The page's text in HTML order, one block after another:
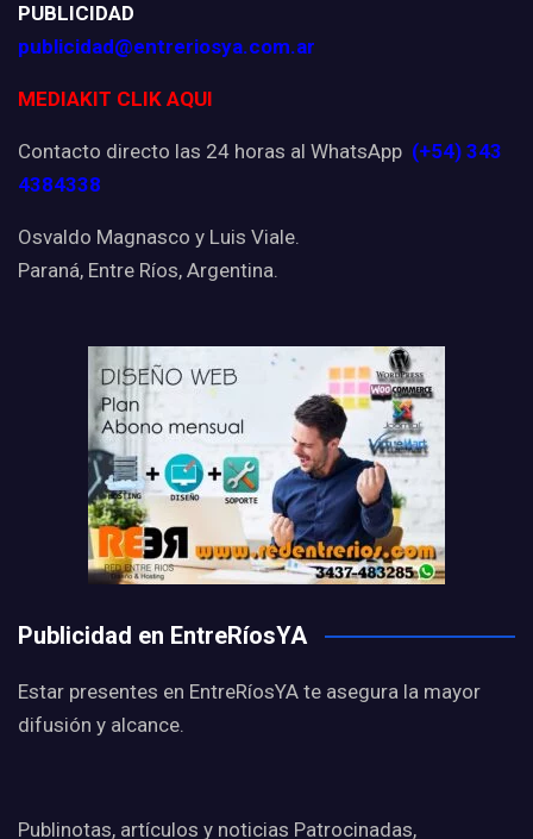
PUBLICIDAD
publicidad@entreriosya.com.ar
MEDIAKIT CLIK AQUI
Contacto directo las 24 horas al WhatsApp (+54) 343
4384338
Osvaldo Magnasco y Luis Viale.
Paraná, Entre Ríos, Argentina.
Publicidad en EntreRíosYA
Estar presentes en EntreRíosYA te asegura la mayor
difusión y alcance.
Publinotas, artículos y noticias Patrocinadas,